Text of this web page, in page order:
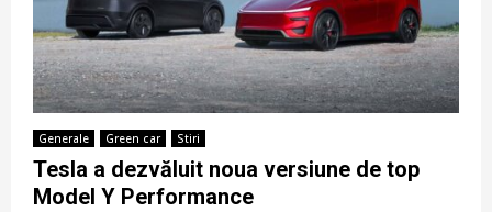
Generale Green car Stiri
Tesla a dezvăluit noua versiune de top
Model Y Performance